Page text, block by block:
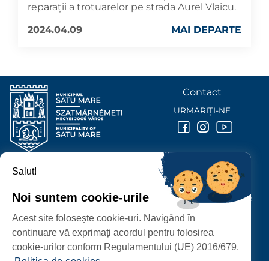
reparații a trotuarelor pe strada Aurel Vlaicu.
2024.04.09
MAI DEPARTE
PROTECȚIA DATELOR PERSONALE
PRIMĂRIA MUNICIPIULUI
P-ȚA 25 OCTOMBRIE, NR. 1 CORP M, 440026 SATU MARE
Contact
URMĂRIȚI-NE
Salut!
Noi suntem cookie-urile
Acest site folosește cookie-uri. Navigând în
continuare vă exprimați acordul pentru folosirea
cookie-urilor conform Regulamentului (UE) 2016/679.